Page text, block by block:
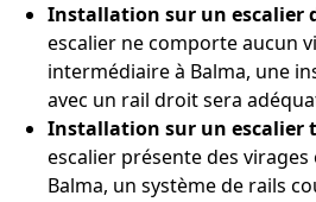
Installation sur un escalier
escalier ne comporte aucun
intermédiaire à Balma, une
avec un rail droit sera
Installation sur un escalier
escalier présente des virages
Balma, un système de rails